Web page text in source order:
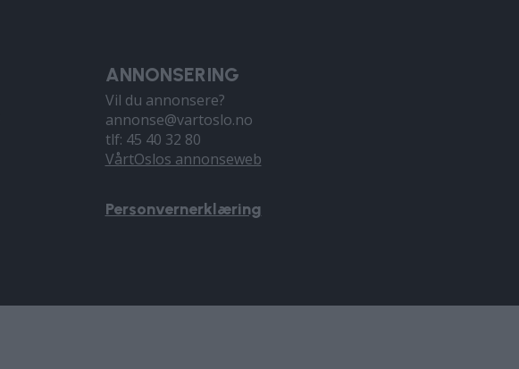
ANNONSERING
Vil du annonsere?
annonse@vartoslo.no
tlf: 45 40 32 80
VårtOslos annonseweb
Personvernerklæring